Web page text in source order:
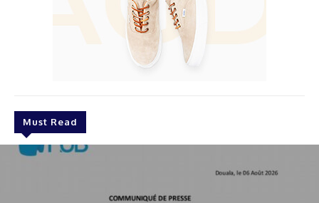
Must Read